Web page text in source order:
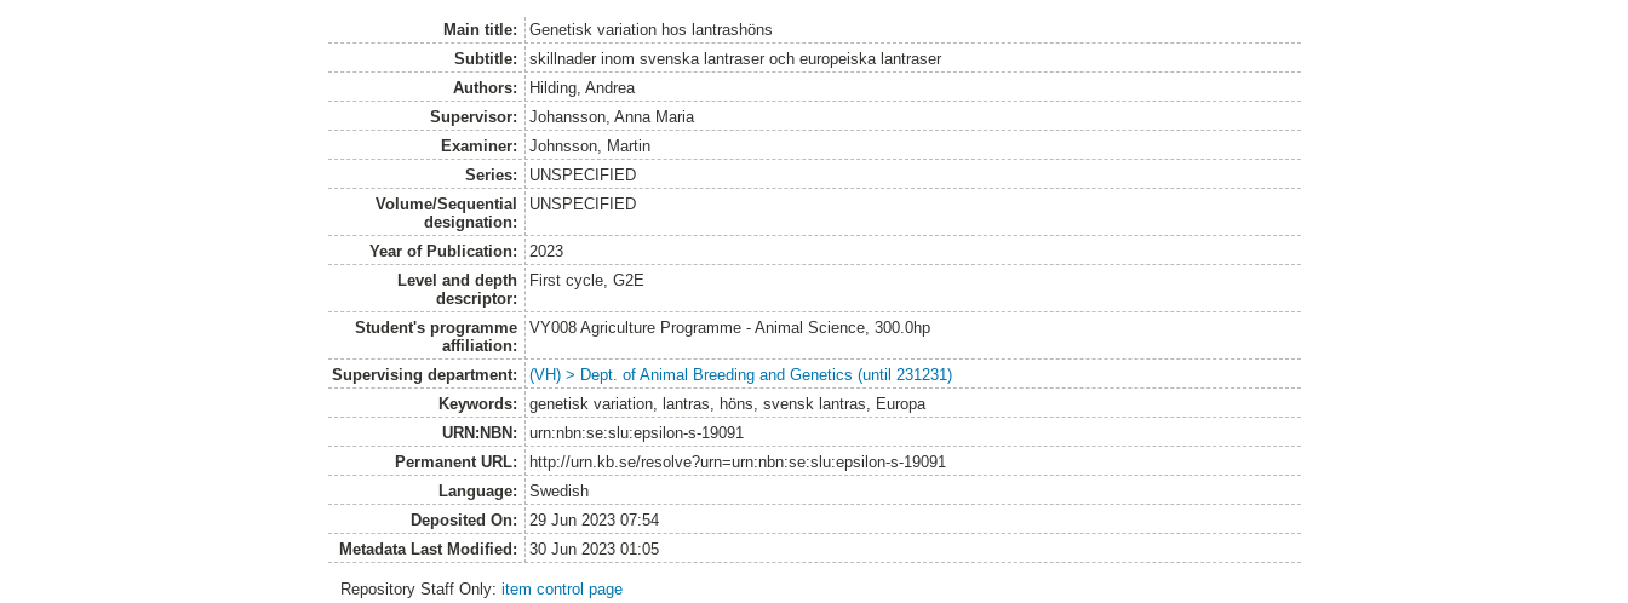
Main title:
Genetisk variation hos lantrashöns
Subtitle:
skillnader inom svenska lantraser och europeiska lantraser
Authors:
Hilding, Andrea
Supervisor:
Johansson, Anna Maria
Examiner:
Johnsson, Martin
Series:
UNSPECIFIED
Volume/Sequential
designation:
UNSPECIFIED
Year of Publication:
2023
Level and depth
descriptor:
First cycle, G2E
Student's programme
affiliation:
VY008 Agriculture Programme - Animal Science, 300.0hp
Supervising department:
(VH) > Dept. of Animal Breeding and Genetics (until 231231)
Keywords:
genetisk variation, lantras, höns, svensk lantras, Europa
URN:NBN:
urn:nbn:se:slu:epsilon-s-19091
Permanent URL:
http://urn.kb.se/resolve?urn=urn:nbn:se:slu:epsilon-s-19091
Language:
Swedish
Deposited On:
29 Jun 2023 07:54
Metadata Last Modified:
30 Jun 2023 01:05
Repository Staff Only:item control page